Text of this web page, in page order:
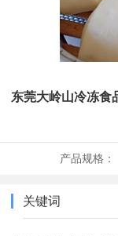
东莞大岭山冷冻食
产品规格：
关键词